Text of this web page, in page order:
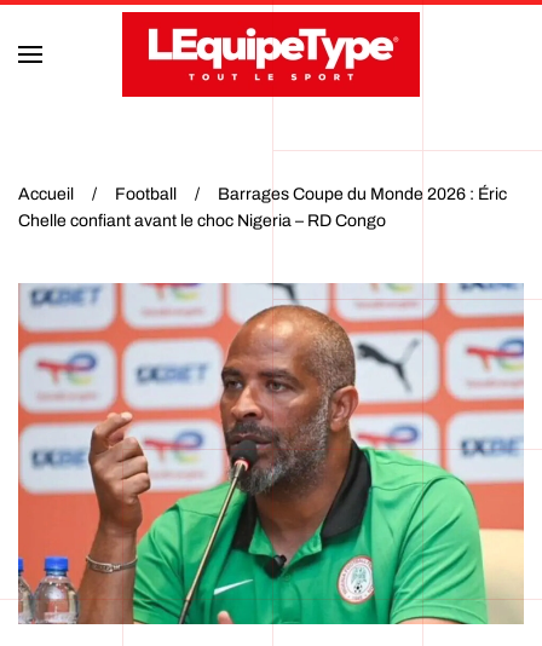
Accéder au contenu principal
Accueil Football
Barrages Coupe du Monde 2026 : Éric
Chelle confiant avant le choc Nigeria – RD Congo